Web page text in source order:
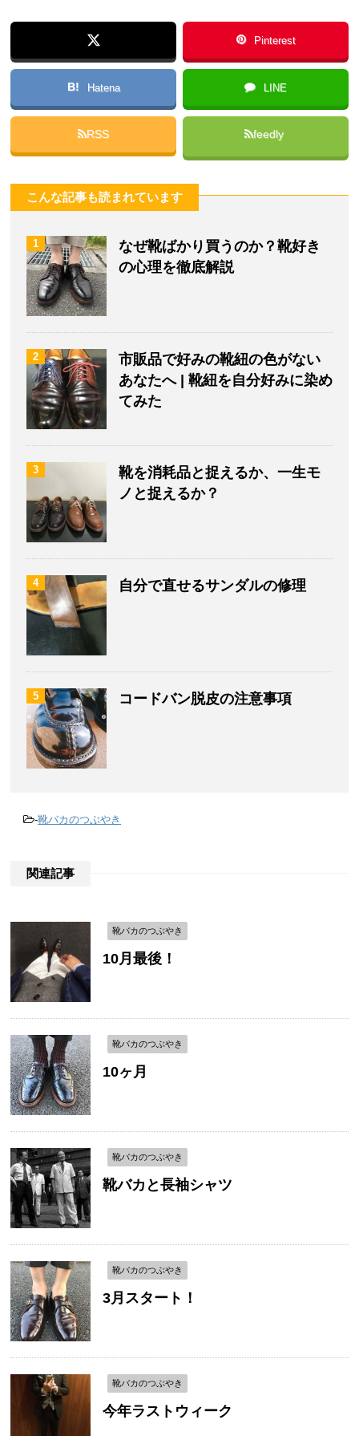
Pinterest
B! Hatena LINE
RSS feedly
こんな記事も読まれています
1
なぜ靴ばかり買うのか？靴好き
の心理を徹底解説
2
市販品で好みの靴紐の色がない
あなたへ | 靴紐を自分好みに染め
てみた
3
靴を消耗品と捉えるか、一生モ
ノと捉えるか？
4 自分で直せるサンダルの修理
5 コードバン脱皮の注意事項
-靴バカのつぶやき
関連記事
靴バカのつぶやき
10月最後！
靴バカのつぶやき
10ヶ月
靴バカのつぶやき
靴バカと長袖シャツ
靴バカのつぶやき
3月スタート！
靴バカのつぶやき
今年ラストウィーク